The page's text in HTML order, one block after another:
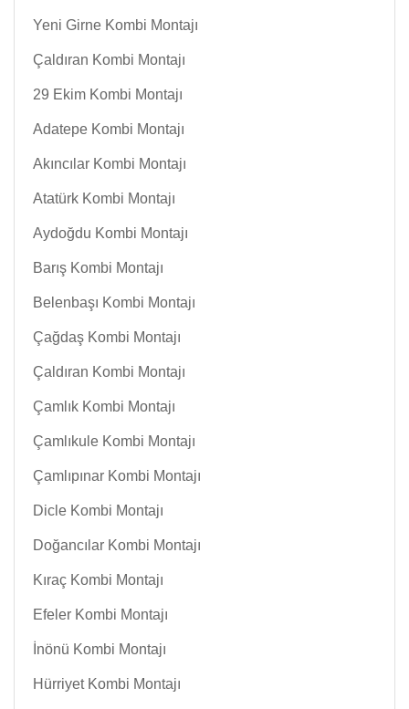
Yeni Girne Kombi Montajı
Çaldıran Kombi Montajı
29 Ekim Kombi Montajı
Adatepe Kombi Montajı
Akıncılar Kombi Montajı
Atatürk Kombi Montajı
Aydoğdu Kombi Montajı
Barış Kombi Montajı
Belenbaşı Kombi Montajı
Çağdaş Kombi Montajı
Çaldıran Kombi Montajı
Çamlık Kombi Montajı
Çamlıkule Kombi Montajı
Çamlıpınar Kombi Montajı
Dicle Kombi Montajı
Doğancılar Kombi Montajı
Kıraç Kombi Montajı
Efeler Kombi Montajı
İnönü Kombi Montajı
Hürriyet Kombi Montajı